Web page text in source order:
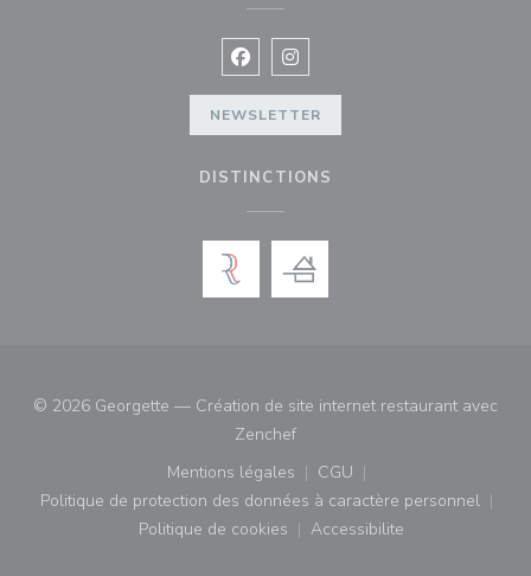
Facebook ((ouvre une nouvelle
Instagram ((ouvre une
NEWSLETTER
DISTINCTIONS
© 2026 Georgette — Création de site internet restaurant avec
Zenchef((ouvre une nouvelle fenêtre))
Mentions légales
((ouvre une nouvelle fenêtre))
CGU
((ouvre une nouvelle
Politique de protection des données à caractère personnel
((ouvre une nouvelle fenêtre))
Politique de cookies
((ouvre une nouvelle fenêtre))
Accessibilite
((ouvre une nouvelle